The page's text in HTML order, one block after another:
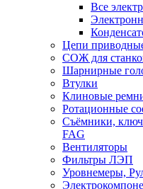
Все
Цепи
СОЖ для
Шарнирные
Втулки
Клиновые
Ротационные
Съёмники,
FAG
Вентиляторы
Фильтры ЛЭП
Уровнемеры,